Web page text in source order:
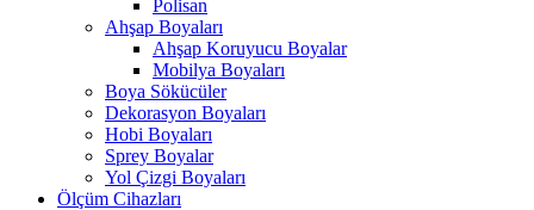
Polisan
Ahşap Boyaları
Ahşap Koruyucu Boyalar
Mobilya Boyaları
Boya Sökücüler
Dekorasyon Boyaları
Hobi Boyaları
Sprey Boyalar
Yol Çizgi Boyaları
Ölçüm Cihazları